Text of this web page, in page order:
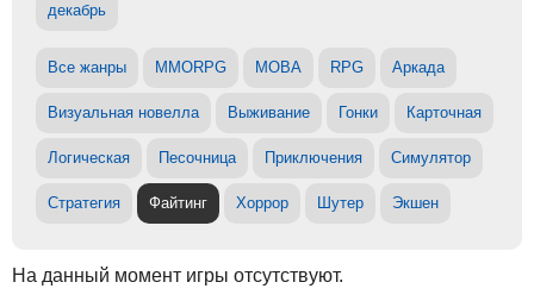
декабрь
Все жанры MMORPG MOBA RPG Аркада
Визуальная новелла Выживание Гонки Карточная
Логическая Песочница Приключения Симулятор
Стратегия Файтинг Хоррор Шутер Экшен
На данный момент игры отсутствуют.